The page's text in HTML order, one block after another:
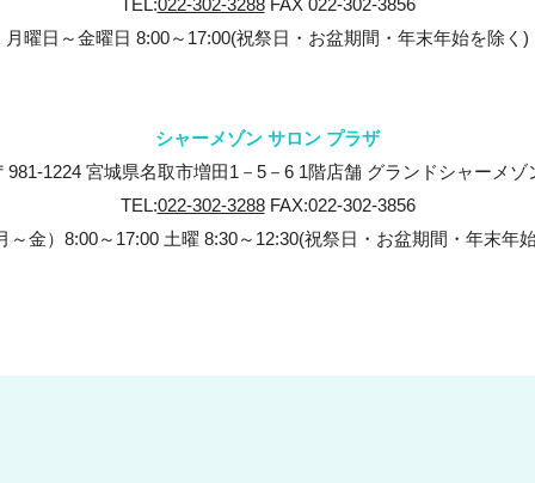
TEL:022-302-3288FAX 022-302-3856
月曜日～金曜日 8:00～17:00(祝祭日・お盆期間・年末年始を除く)
シャーメゾン サロン プラザ
981-1224 宮城県名取市増田1－5－6 1階店舗 グランドシャーメゾ
TEL:022-302-3288FAX:022-302-3856
～金）8:00～17:00 土曜 8:30～12:30(祝祭日・お盆期間・年末年